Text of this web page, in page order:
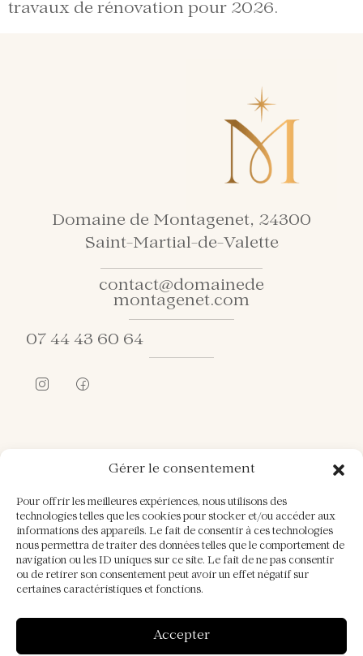
Gérer le consentement
Pour offrir les meilleures expériences, nous utilisons des
technologies telles que les cookies pour stocker et/ou accéder aux
informations des appareils. Le fait de consentir à ces technologies
nous permettra de traiter des données telles que le comportement de
navigation ou les ID uniques sur ce site. Le fait de ne pas consentir
ou de retirer son consentement peut avoir un effet négatif sur
certaines caractéristiques et fonctions.
Accepter
travaux de rénovation pour 2026.
Domaine de Montagenet, 24300
Saint-Martial-de-Valette
contact@domainede
montagenet.com
07 44 43 60 64
Mentions légales
Politique de cookies (UE)
©
2026
Domaine de Montagenet– Tous
droits réservés | Design et
développementIVONIS